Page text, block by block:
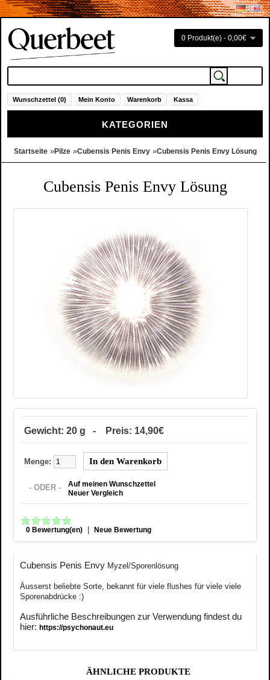
0 Produkt(e) - 0,00€
Wunschzettel (0) Mein Konto Warenkorb Kassa
KATEGORIEN
Startseite »Pilze »Cubensis Penis Envy »Cubensis Penis Envy Lösung
Cubensis Penis Envy Lösung
Gewicht: 20 g - Preis: 14,90€
Menge:
- ODER -
Auf meinen Wunschzettel
Neuer Vergleich
0 Bewertung(en) | Neue Bewertung
Cubensis Penis Envy Myzel/Sporenlösung
Äusserst beliebte Sorte, bekannt für viele flushes für viele viele
Sporenabdrücke :)
Ausführliche Beschreibungen zur Verwendung findest du
hier: https://psychonaut.eu
ÄHNLICHE PRODUKTE